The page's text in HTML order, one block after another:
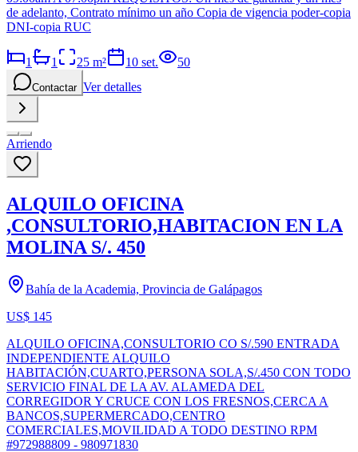
de adelanto, Contrato mínimo un año Copia de vigencia poder-copia
DNI-copia RUC
1 1 25 m² 10 set. 50
Contactar Ver detalles
Arriendo
ALQUILO OFICINA
,CONSULTORIO,HABITACION EN LA
MOLINA S/. 450
Bahía de la Academia, Provincia de Galápagos
US$ 145
ALQUILO OFICINA,CONSULTORIO CO S/.590 ENTRADA
INDEPENDIENTE ALQUILO
HABITACIÓN,CUARTO,PERSONA SOLA,S/.450 CON TODO
SERVICIO FINAL DE LA AV. ALAMEDA DEL
CORREGIDOR Y CRUCE CON LOS FRESNOS,CERCA A
BANCOS,SUPERMERCADO,CENTRO
COMERCIALES,MOVILIDAD A TODO DESTINO RPM
#972988809 - 980971830